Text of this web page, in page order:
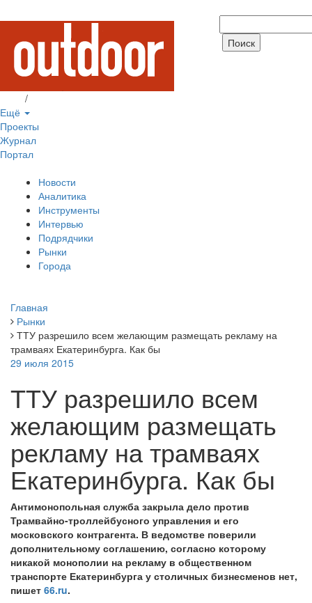
/
Ещё
Проекты
Журнал
Портал
Новости
Аналитика
Инструменты
Интервью
Подрядчики
Рынки
Города
Главная
Рынки
ТТУ разрешило всем желающим размещать рекламу на
трамваях Екатеринбурга. Как бы
29 июля 2015
ТТУ разрешило всем
желающим размещать
рекламу на трамваях
Екатеринбурга. Как бы
Антимонопольная служба закрыла дело против
Трамвайно-троллейбусного управления и его
московского контрагента. В ведомстве поверили
дополнительному соглашению, согласно которому
никакой монополии на рекламу в общественном
транспорте Екатеринбурга у столичных бизнесменов нет,
пишет 66.ru.